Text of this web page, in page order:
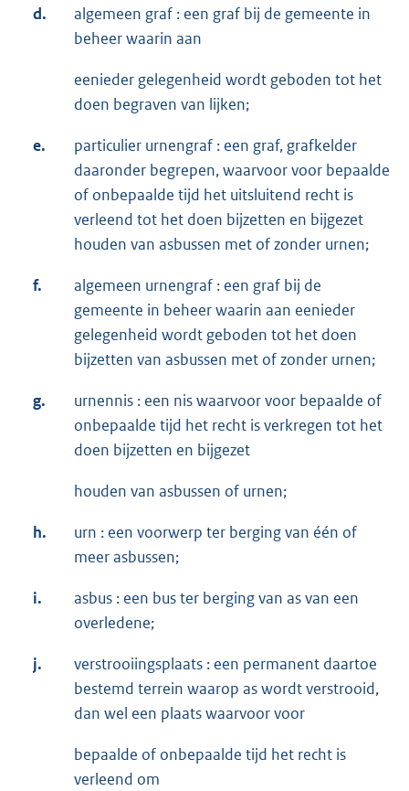
d.
algemeen graf : een graf bij de gemeente in
beheer waarin aan
eenieder gelegenheid wordt geboden tot het
doen begraven van lijken;
e.
particulier urnengraf : een graf, grafkelder
daaronder begrepen, waarvoor voor bepaalde
of onbepaalde tijd het uitsluitend recht is
verleend tot het doen bijzetten en bijgezet
houden van asbussen met of zonder urnen;
f.
algemeen urnengraf : een graf bij de
gemeente in beheer waarin aan eenieder
gelegenheid wordt geboden tot het doen
bijzetten van asbussen met of zonder urnen;
g.
urnennis : een nis waarvoor voor bepaalde of
onbepaalde tijd het recht is verkregen tot het
doen bijzetten en bijgezet
houden van asbussen of urnen;
h.
urn : een voorwerp ter berging van één of
meer asbussen;
i.
asbus : een bus ter berging van as van een
overledene;
j.
verstrooiingsplaats : een permanent daartoe
bestemd terrein waarop as wordt verstrooid,
dan wel een plaats waarvoor voor
bepaalde of onbepaalde tijd het recht is
verleend om